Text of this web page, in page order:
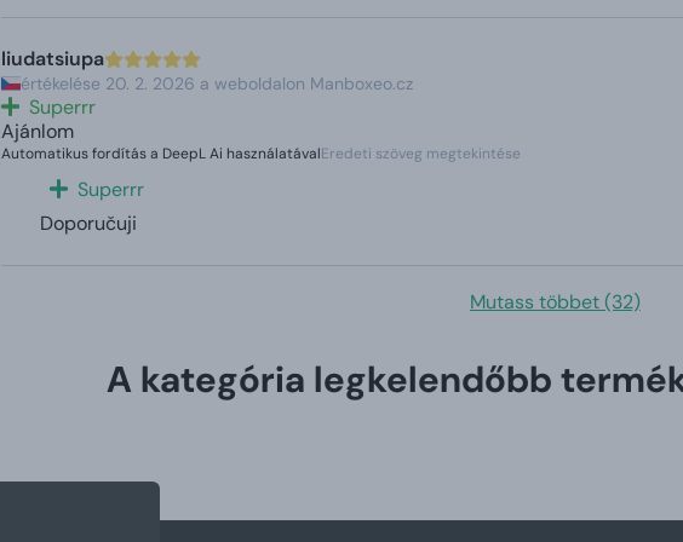
liudatsiupa
értékelése 20. 2. 2026 a weboldalon Manboxeo.cz
Superrr
Ajánlom
Automatikus fordítás a DeepL Ai használatávalEredeti szöveg megtekintése
Superrr
Doporučuji
Mutass többet (32)
A kategória legkelendőbb